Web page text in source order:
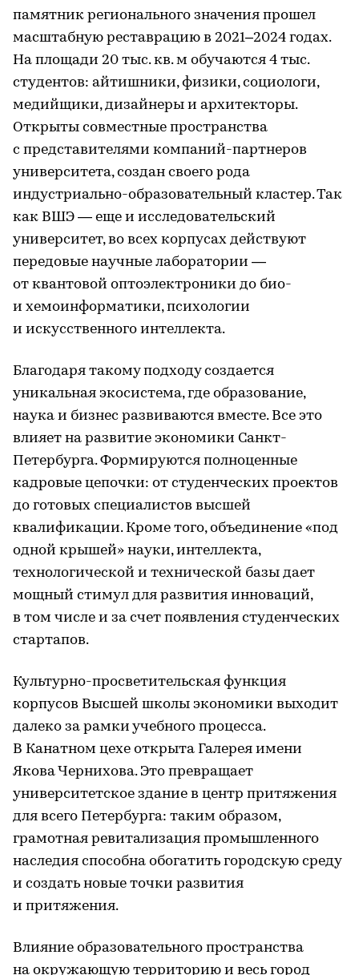
памятник регионального значения прошел
масштабную реставрацию в 2021–2024 годах.
На площади 20 тыс. кв. м обучаются 4 тыс.
студентов: айтишники, физики, социологи,
медийщики, дизайнеры и архитекторы.
Открыты совместные пространства
с представителями компаний-партнеров
университета, создан своего рода
индустриально-образовательный кластер. Так
как ВШЭ — еще и исследовательский
университет, во всех корпусах действуют
передовые научные лаборатории —
от квантовой оптоэлектроники до био-
и хемоинформатики, психологии
и искусственного интеллекта.
Благодаря такому подходу создается
уникальная экосистема, где образование,
наука и бизнес развиваются вместе. Все это
влияет на развитие экономики Санкт-
Петербурга. Формируются полноценные
кадровые цепочки: от студенческих проектов
до готовых специалистов высшей
квалификации. Кроме того, объединение «под
одной крышей» науки, интеллекта,
технологической и технической базы дает
мощный стимул для развития инноваций,
в том числе и за счет появления студенческих
стартапов.
Культурно-просветительская функция
корпусов Высшей школы экономики выходит
далеко за рамки учебного процесса.
В Канатном цехе открыта Галерея имени
Якова Чернихова. Это превращает
университетское здание в центр притяжения
для всего Петербурга: таким образом,
грамотная ревитализация промышленного
наследия способна обогатить городскую среду
и создать новые точки развития
и притяжения.
Влияние образовательного пространства
на окружающую территорию и весь город